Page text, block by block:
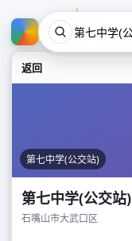
返回
第七中学(公交站)
第七中学(公交站)
石嘴山市大武口区